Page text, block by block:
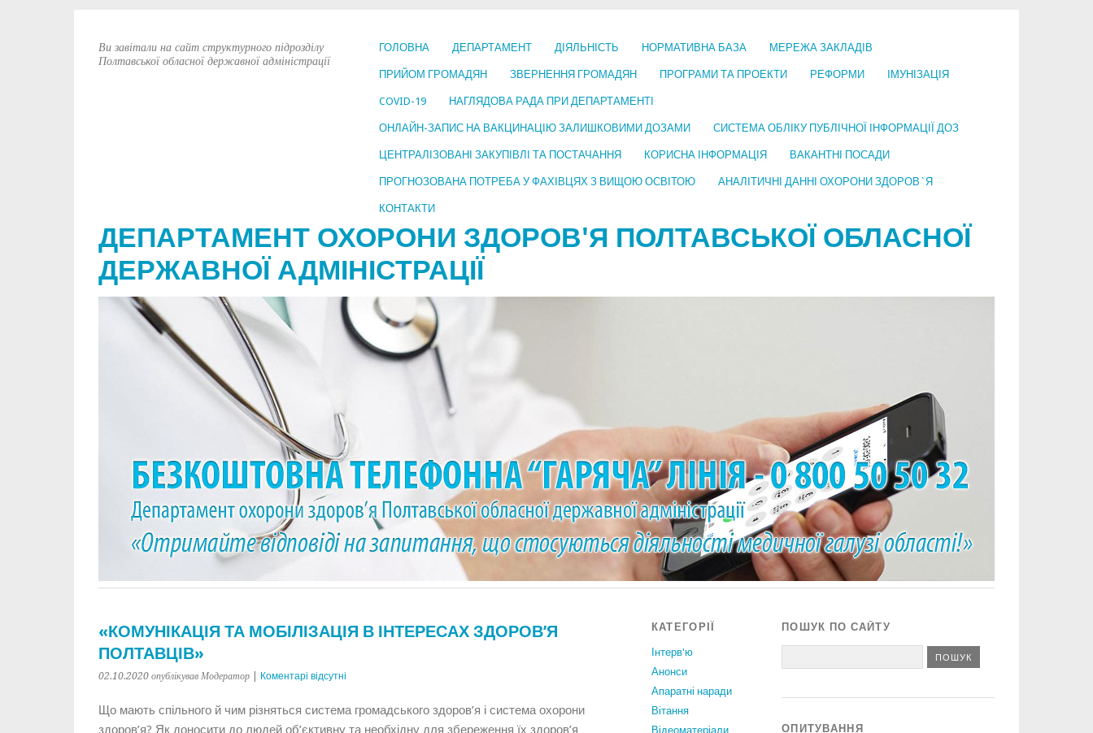
ГОЛОВНА ДЕПАРТАМЕНТ ДІЯЛЬНІСТЬ НОРМАТИВНА БАЗА МЕРЕЖА ЗАКЛАДІВ
ПРИЙОМ ГРОМАДЯН ЗВЕРНЕННЯ ГРОМАДЯН ПРОГРАМИ ТА ПРОЕКТИ РЕФОРМИ ІМУНІЗАЦІЯ
COVID-19 НАГЛЯДОВА РАДА ПРИ ДЕПАРТАМЕНТІ
ОНЛАЙН-ЗАПИС НА ВАКЦИНАЦІЮ ЗАЛИШКОВИМИ ДОЗАМИ СИСТЕМА ОБЛІКУ ПУБЛІЧНОЇ ІНФОРМАЦІЇ ДОЗ
ЦЕНТРАЛІЗОВАНІ ЗАКУПІВЛІ ТА ПОСТАЧАННЯ КОРИСНА ІНФОРМАЦІЯ ВАКАНТНІ ПОСАДИ
ПРОГНОЗОВАНА ПОТРЕБА У ФАХІВЦЯХ З ВИЩОЮ ОСВІТОЮ АНАЛІТИЧНІ ДАННІ ОХОРОНИ ЗДОРОВ`Я
КОНТАКТИ
ДЕПАРТАМЕНТ ОХОРОНИ ЗДОРОВ'Я ПОЛТАВСЬКОЇ ОБЛАСНОЇ
ДЕРЖАВНОЇ АДМІНІСТРАЦІЇ
Ви завітали на сайт структурного підрозділу
Полтавської обласної державної адміністрації
«КОМУНІКАЦІЯ ТА МОБІЛІЗАЦІЯ В ІНТЕРЕСАХ ЗДОРОВ’Я
ПОЛТАВЦІВ»
02.10.2020 опублікував Модератор Коментарі відсутні
Що мають спільного й чим різняться система громадського здоров’я і система охорони
здоров’я? Як доносити до людей об’єктивну та необхідну для збереження їх здоров’я
КАТЕГОРІЇ
Інтерв'ю
Анонси
Апаратні наради
Вiтання
Відеоматеріали
ПОШУК ПО САЙТУ
ОПИТУВАННЯ